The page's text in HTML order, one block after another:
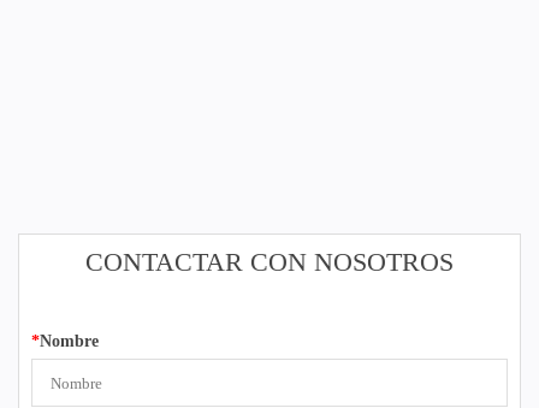
CONTACTAR CON NOSOTROS
*Nombre